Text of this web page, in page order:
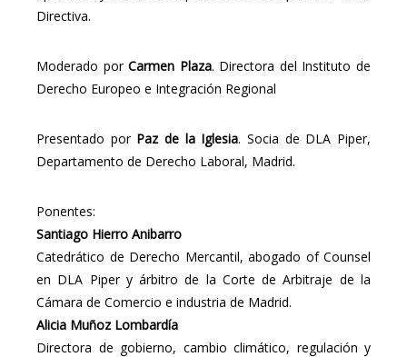
Directiva.
Moderado porCarmen Plaza. Directora del Instituto de
Derecho Europeo e Integración Regional
Presentado por Paz de la Iglesia. Socia de DLA Piper,
Departamento de Derecho Laboral, Madrid.
Ponentes:
Santiago Hierro Anibarro
Catedrático de Derecho Mercantil, abogado of Counsel
en DLA Piper y árbitro de la Corte de Arbitraje de la
Cámara de Comercio e industria de Madrid.
Alicia Muñoz Lombardía
Directora de gobierno, cambio climático, regulación y